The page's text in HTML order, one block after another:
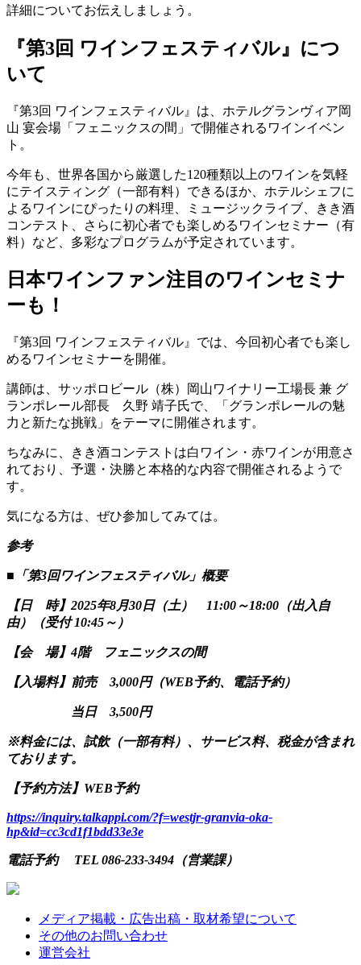
詳細についてお伝えしましょう。
『第3回 ワインフェスティバル』につ
いて
『第3回 ワインフェスティバル』は、ホテルグランヴィア岡
山 宴会場「フェニックスの間」で開催されるワインイベン
ト。
今年も、世界各国から厳選した120種類以上のワインを気軽
にテイスティング（一部有料）できるほか、ホテルシェフに
よるワインにぴったりの料理、ミュージックライブ、きき酒
コンテスト、さらに初心者でも楽しめるワインセミナー（有
料）など、多彩なプログラムが予定されています。
日本ワインファン注目のワインセミナ
ーも！
『第3回 ワインフェスティバル』では、今回初心者でも楽し
めるワインセミナーを開催。
講師は、サッポロビール（株）岡山ワイナリー工場長 兼 グ
ランポレール部長 久野 靖子氏で、「グランポレールの魅
力と新たな挑戦」をテーマに開催されます。
ちなみに、きき酒コンテストは白ワイン・赤ワインが用意さ
れており、予選・決勝と本格的な内容で開催されるようで
す。
気になる方は、ぜひ参加してみては。
参考
■「第3回ワインフェスティバル」概要
【日 時】2025年8月30日（土） 11:00～18:00（出入自
由）（受付 10:45～）
【会 場】4階 フェニックスの間
【入場料】前売 3,000円（WEB予約、電話予約）
当日 3,500円
※料金には、試飲（一部有料）、サービス料、税金が含まれ
ております。
【予約方法】WEB予約
https://inquiry.talkappi.com/?f=westjr-granvia-oka-
hp&id=cc3cd1f1bdd33e3e
電話予約 TEL 086-233-3494（営業課）
メディア掲載・広告出稿・取材希望について
その他のお問い合わせ
運営会社